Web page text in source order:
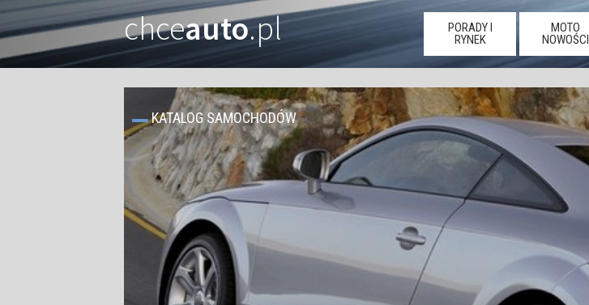
chceauto.pl
PORADY I
RYNEK
MOTO
NOWOŚCI
KATALOG SAMOCHODÓW